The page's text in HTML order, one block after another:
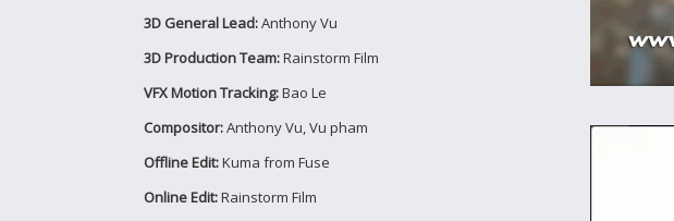
3D General Lead:Anthony Vu
3D Production Team:Rainstorm Film
VFX Motion Tracking:Bao Le
Compositor:Anthony Vu, Vu pham
Offline Edit:Kuma from Fuse
Online Edit:Rainstorm Film